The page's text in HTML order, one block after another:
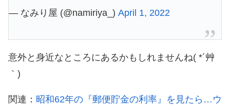
— なみり屋 (@namiriya_) April 1, 2022
意外と身近なところにあるかもしれませんね( *´艸
｀)
関連： 昭和62年の『郵便貯金の利率』を見たら…ウ